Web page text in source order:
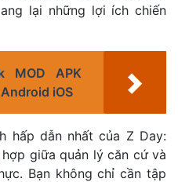
lại những lợi ích chiến
MOD APK
iOS
hấp dẫn nhất của Z Day:
giữa quản lý căn cứ và
Bạn không chỉ cần tập